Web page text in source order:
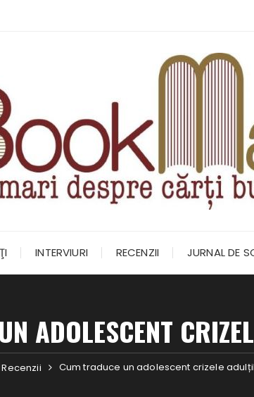
INTERVIURI RECENZII JURNAL DE
ADOLESCENT
Recenzii Cum traduce un adolescent crizele